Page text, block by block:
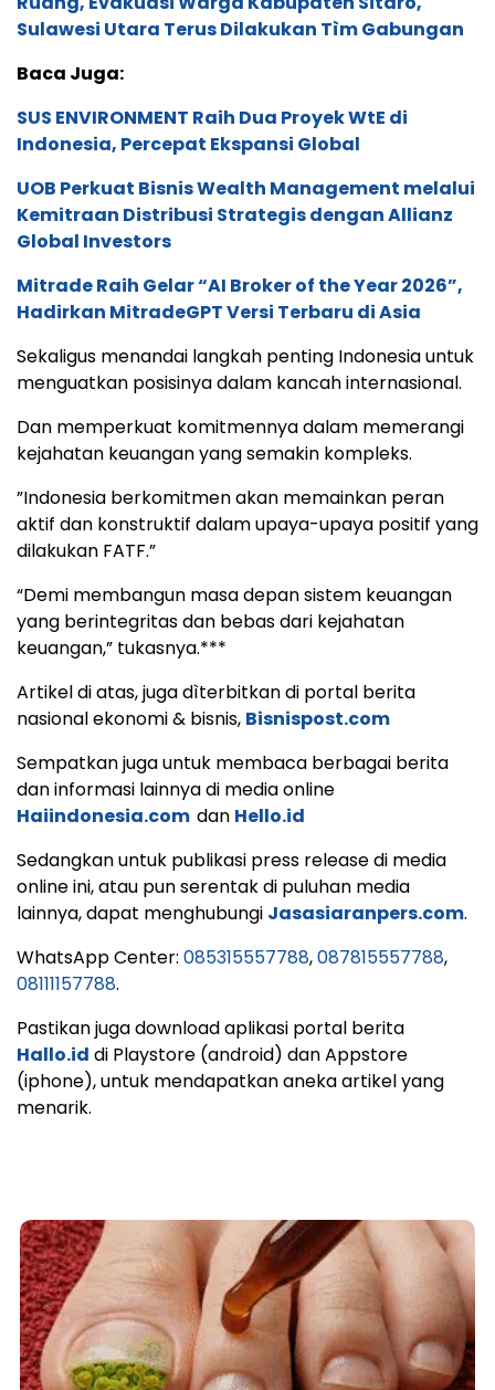
Sulawesi Utara Terus Dilakukan Tìm Gabungan
Baca Juga:
SUS ENVIRONMENT Raih Dua Proyek WtE di
Indonesia, Percepat Ekspansi Global
UOB Perkuat Bisnis Wealth Management melalui
Kemitraan Distribusi Strategis dengan Allianz
Global Investors
Mitrade Raih Gelar “AI Broker of the Year 2026”,
Hadirkan MitradeGPT Versi Terbaru di Asia
Sekaligus menandai langkah penting Indonesia untuk
menguatkan posisinya dalam kancah internasional.
Dan memperkuat komitmennya dalam memerangi
kejahatan keuangan yang semakin kompleks.
”Indonesia berkomitmen akan memainkan peran
aktif dan konstruktif dalam upaya-upaya positif yang
dilakukan FATF.”
“Demi membangun masa depan sistem keuangan
yang berintegritas dan bebas dari kejahatan
keuangan,” tukasnya.***
Artikel di atas, juga dìterbitkan di portal berita
nasional ekonomi & bisnis, Bisnispost.com
Sempatkan juga untuk membaca berbagai berita
dan informasi lainnya di media online
Haiindonesia.com dan Hello.id
Sedangkan untuk publikasi press release di media
online ini, atau pun serentak di puluhan media
lainnya, dapat menghubungi Jasasiaranpers.com.
WhatsApp Center: 085315557788,087815557788,
08111157788.
Pastikan juga download aplikasi portal berita
Hallo.id di Playstore (android) dan Appstore
(iphone), untuk mendapatkan aneka artikel yang
menarik.